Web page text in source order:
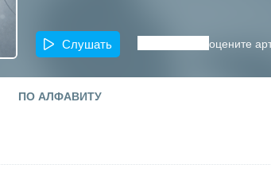
Слушать оцените
ПО АЛФАВИТУ